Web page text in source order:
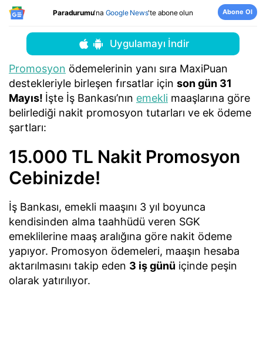
Paradurumu'na Google News'te abone olun Abone Ol
Uygulamayı İndir
Promosyon ödemelerinin yanı sıra MaxiPuan
destekleriyle birleşen fırsatlar için son gün 31
Mayıs! İşte İş Bankası’nın emekli maaşlarına göre
belirlediği nakit promosyon tutarları ve ek ödeme
şartları:
15.000 TL Nakit Promosyon
Cebinizde!
İş Bankası, emekli maaşını 3 yıl boyunca
kendisinden alma taahhüdü veren SGK
emeklilerine maaş aralığına göre nakit ödeme
yapıyor. Promosyon ödemeleri, maaşın hesaba
aktarılmasını takip eden 3 iş günü içinde peşin
olarak yatırılıyor.